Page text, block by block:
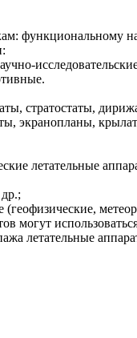
функциональному
стратостаты,
экранопланы,
летательные
могут
летательные